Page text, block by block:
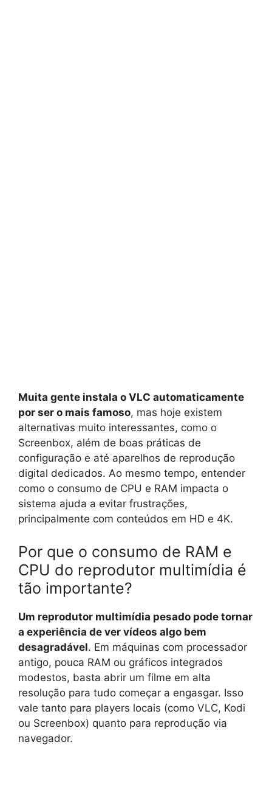
Muita gente instala o VLC automaticamente
por ser o mais famoso, mas hoje existem
alternativas muito interessantes, como o
Screenbox, além de boas práticas de
configuração e até aparelhos de reprodução
digital dedicados. Ao mesmo tempo, entender
como o consumo de CPU e RAM impacta o
sistema ajuda a evitar frustrações,
principalmente com conteúdos em HD e 4K.
Por que o consumo de RAM e
CPU do reprodutor multimídia é
tão importante?
Um reprodutor multimídia pesado pode tornar
a experiência de ver vídeos algo bem
desagradável. Em máquinas com processador
antigo, pouca RAM ou gráficos integrados
modestos, basta abrir um filme em alta
resolução para tudo começar a engasgar. Isso
vale tanto para players locais (como VLC, Kodi
ou Screenbox) quanto para reprodução via
navegador.